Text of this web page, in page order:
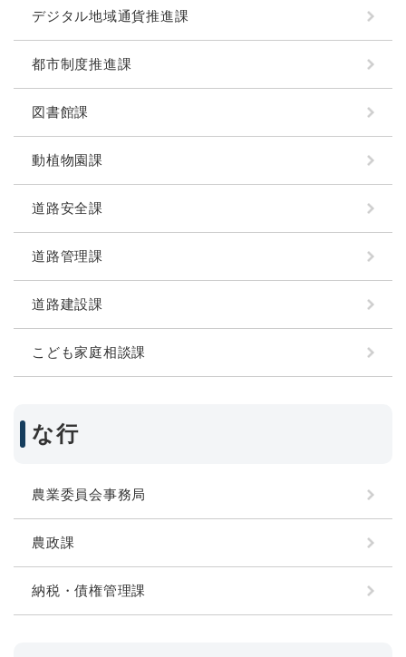
デジタル地域通貨推進課
都市制度推進課
図書館課
動植物園課
道路安全課
道路管理課
道路建設課
こども家庭相談課
な行
農業委員会事務局
農政課
納税・債権管理課